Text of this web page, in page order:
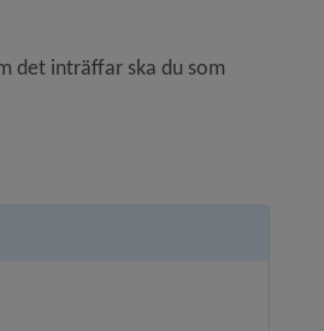
det inträffar ska du som
i nytt fönster.